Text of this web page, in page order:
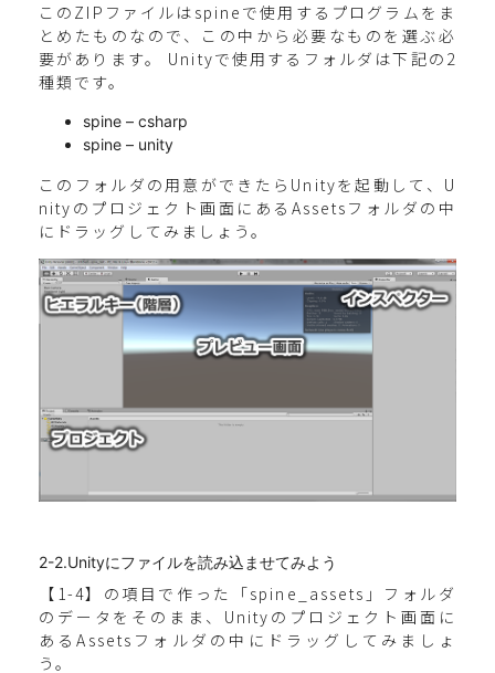
このZIPファイルはspineで使用するプログラムをま
とめたものなので、この中から必要なものを選ぶ必
要があります。 Unityで使用するフォルダは下記の2
種類です。
spine – csharp
spine – unity
このフォルダの用意ができたらUnityを起動して、U
nityのプロジェクト画面にあるAssetsフォルダの中
にドラッグしてみましょう。
2-2.Unityにファイルを読み込ませてみよう
【1-4】の項目で作った「spine_assets」フォルダ
のデータをそのまま、Unityのプロジェクト画面に
あるAssetsフォルダの中にドラッグしてみましょ
う。